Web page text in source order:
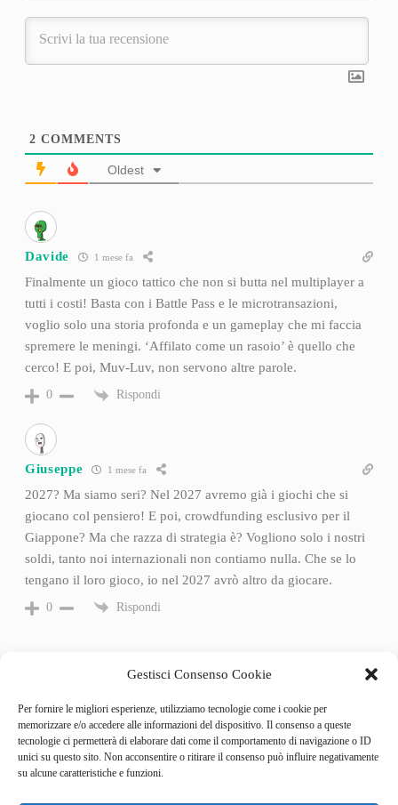
Gestisci Consenso Cookie
Per fornire le migliori esperienze, utilizziamo tecnologie come i cookie per
memorizzare e/o accedere alle informazioni del dispositivo. Il consenso a queste
tecnologie ci permetterà di elaborare dati come il comportamento di navigazione o ID
unici su questo sito. Non acconsentire o ritirare il consenso può influire negativamente
su alcune caratteristiche e funzioni.
2 COMMENTS
Oldest
Davide 1 mese fa
Finalmente un gioco tattico che non si butta nel multiplayer a
tutti i costi! Basta con i Battle Pass e le microtransazioni,
voglio solo una storia profonda e un gameplay che mi faccia
spremere le meningi. ‘Affilato come un rasoio’ è quello che
cerco! E poi, Muv-Luv, non servono altre parole.
0 Rispondi
Giuseppe 1 mese fa
2027? Ma siamo seri? Nel 2027 avremo già i giochi che si
giocano col pensiero! E poi, crowdfunding esclusivo per il
Giappone? Ma che razza di strategia è? Vogliono solo i nostri
soldi, tanto noi internazionali non contiamo nulla. Che se lo
tengano il loro gioco, io nel 2027 avrò altro da giocare.
0 Rispondi